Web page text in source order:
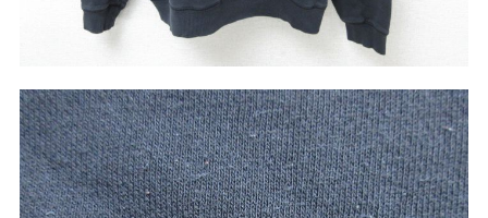
スウェット XS M L XL
S L XL
半袖シャツ XS S M L XL
Tシャツ XS S M L XL
W30以下 W31,W32